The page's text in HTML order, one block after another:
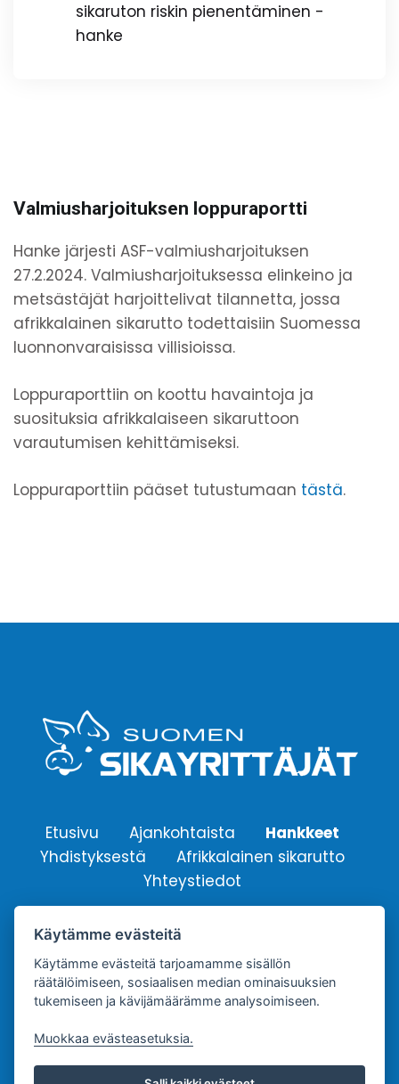
sikaruton riskin pienentäminen -
hanke
Valmiusharjoituksen loppuraportti
Hanke järjesti ASF-valmiusharjoituksen
27.2.2024. Valmiusharjoituksessa elinkeino ja
metsästäjät harjoittelivat tilannetta, jossa
afrikkalainen sikarutto todettaisiin Suomessa
luonnonvaraisissa villisioissa.
Loppuraporttiin on koottu havaintoja ja
suosituksia afrikkalaiseen sikaruttoon
varautumisen kehittämiseksi.
Loppuraporttiin pääset tutustumaan tästä.
Etusivu Ajankohtaista
Hankkeet
Yhdistyksestä
Afrikkalainen sikarutto
Yhteystiedot
Suomen Sikayrittäjät ry.
Yhdistyksen sähköpostiosoite:
info@sikayrittajat.fi
Käytämme evästeitä
Käytämme evästeitä tarjoamamme sisällön
räätälöimiseen, sosiaalisen median ominaisuuksien
tukemiseen ja kävijämäärämme analysoimiseen.
Muokkaa evästeasetuksia.